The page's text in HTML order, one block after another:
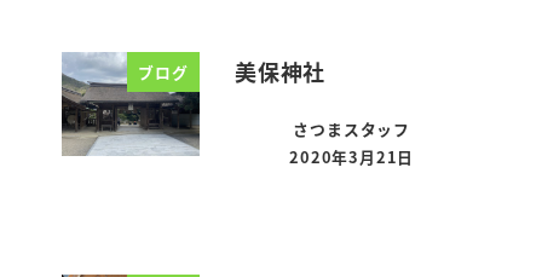
ブログ 美保神社
さつまスタッフ
投稿日
2020年3月21日